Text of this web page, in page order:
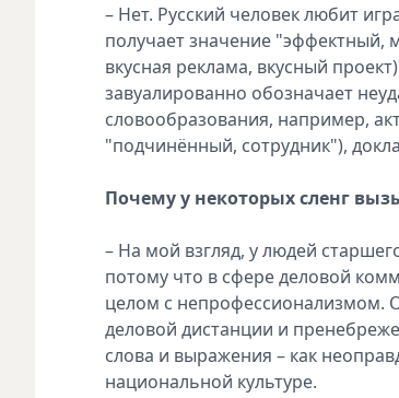
– Нет. Русский человек любит
получает значение "эффектный,
вкусная реклама, вкусный
завуалированно обозначает
словообразования, например,
"подчинённый, сотрудник"),
Почему у некоторых сленг
– На мой взгляд, у людей
потому что в сфере деловой
целом с непрофессионализмом.
деловой дистанции и
слова и выражения – как
национальной культуре.